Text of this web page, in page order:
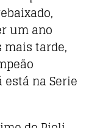
um ano
mais tarde,
na Serie